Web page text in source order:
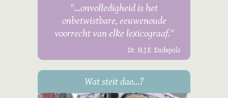
"...onvolledigheid is het
onbetwistbare, eeuwenoude
voorrecht van elke lexicograaf."
Dr. H.J.E. Endepols
Wat steit dao...?